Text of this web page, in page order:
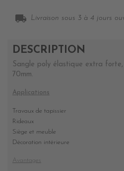
local_shipping Livraison sous 3 à 4 jours
DESCRIPTION
Sangle poly élastique extra
70mm.
Applications
Travaux de tapissier
Rideaux
Siège et meuble
Décoration intérieure
Avantages